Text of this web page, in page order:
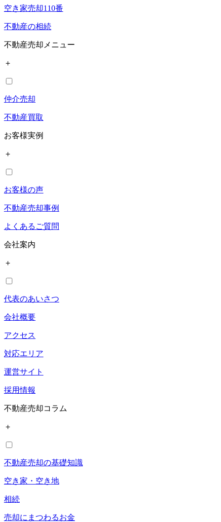
空き家売却110番
不動産の相続
不動産売却メニュー
＋
仲介売却
不動産買取
お客様実例
＋
お客様の声
不動産売却事例
よくあるご質問
会社案内
＋
代表のあいさつ
会社概要
アクセス
対応エリア
運営サイト
採用情報
不動産売却コラム
＋
不動産売却の基礎知識
空き家・空き地
相続
売却にまつわるお金